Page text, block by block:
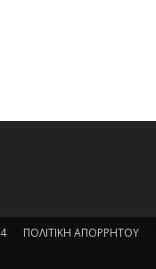
ΠΟΛΙΤΙΚΗ ΑΠΟΡΡΗΤΟΥ